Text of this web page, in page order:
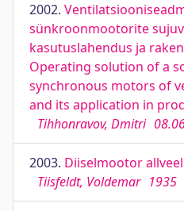
2002.
sünkroonmootorite
kasutuslahendus ja
Operating solution of a
synchronous motors of
and its application in
Tihhonravov, Dmitri
2003. Diiselmootor
Tiisfeldt, Voldemar 1935